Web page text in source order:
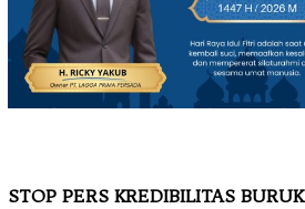
STOP PERS KREDIBILITAS BURUK